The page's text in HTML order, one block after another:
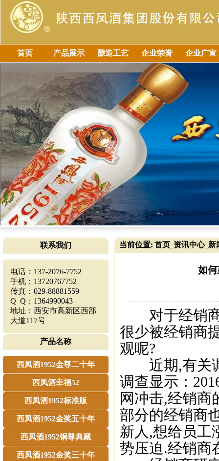
首页 产品展示 酿造工艺 企业荣誉 企业广宣
联系我们
电话：137-2076-7752
手机：13720767752
传真：029-88881559
Q Q：1364990043
地址：西安市高新区西部
大道117号
产品名称
西凤酒1952金尊二十年
西凤酒幸福52
西凤酒1952标准版
西凤酒1952金奖五十年
西凤酒1952铜尊典藏
西凤酒1952金奖三十年
当前位置: 首页 资讯中心_ 新
如
对于经销商
很少被经销商
观呢?
近期,有关调
调查显示：
网冲击,经销商
部分的经销商
新人,想给员工
势压迫.经销商